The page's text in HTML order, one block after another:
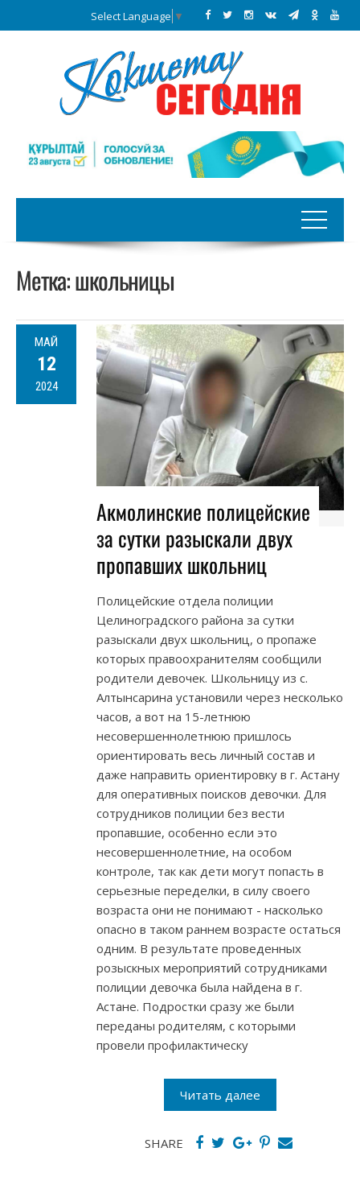
Select Language ▼
Метка:школьницы
МАЙ
12
2024
Акмолинские полицейские
за сутки разыскали двух
пропавших школьниц
Полицейские отдела полиции
Целиноградского района за сутки
разыскали двух школьниц, о пропаже
которых правоохранителям сообщили
родители девочек. Школьницу из с.
Алтынсарина установили через несколько
часов, а вот на 15-летнюю
несовершеннолетнюю пришлось
ориентировать весь личный состав и
даже направить ориентировку в г. Астану
для оперативных поисков девочки. Для
сотрудников полиции без вести
пропавшие, особенно если это
несовершеннолетние, на особом
контроле, так как дети могут попасть в
серьезные переделки, в силу своего
возраста они не понимают - насколько
опасно в таком раннем возрасте остаться
одним. В результате проведенных
розыскных мероприятий сотрудниками
полиции девочка была найдена в г.
Астане. Подростки сразу же были
переданы родителям, с которыми
провели профилактическу
Читать далее
SHARE